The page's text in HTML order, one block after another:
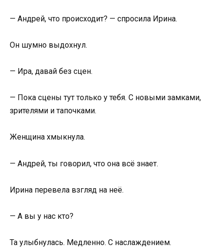
— Андрей, что происходит? — спросила Ирина.
Он шумно выдохнул.
— Ира, давай без сцен.
— Пока сцены тут только у тебя. С новыми замками,
зрителями и тапочками.
Женщина хмыкнула.
— Андрей, ты говорил, что она всё знает.
Ирина перевела взгляд на неё.
— А вы у нас кто?
Та улыбнулась. Медленно. С наслаждением.